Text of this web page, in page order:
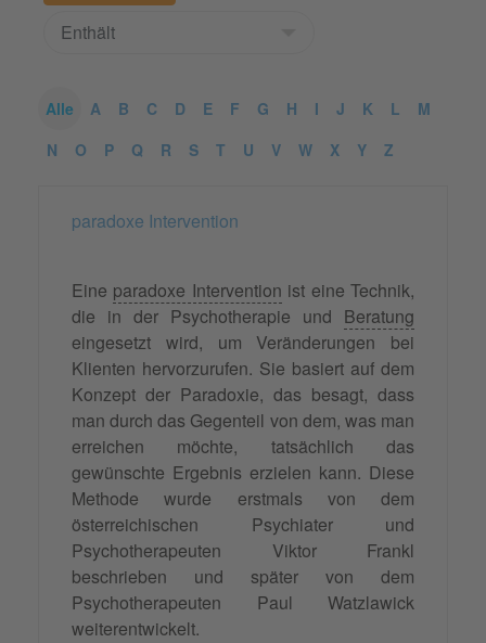
Alle A B C D E F G H I J K L
M
N
O P Q R S T U V W X Y Z
paradoxe Intervention
Eine paradoxe Intervention ist eine Technik,
die in der Psychotherapie und Beratung
eingesetzt wird, um Veränderungen bei
Klienten hervorzurufen. Sie basiert auf dem
Konzept der Paradoxie, das besagt, dass
man durch das Gegenteil von dem, was man
erreichen möchte, tatsächlich das
gewünschte Ergebnis erzielen kann. Diese
Methode wurde erstmals von dem
österreichischen Psychiater und
Psychotherapeuten Viktor Frankl
beschrieben und später von dem
Psychotherapeuten Paul Watzlawick
weiterentwickelt.